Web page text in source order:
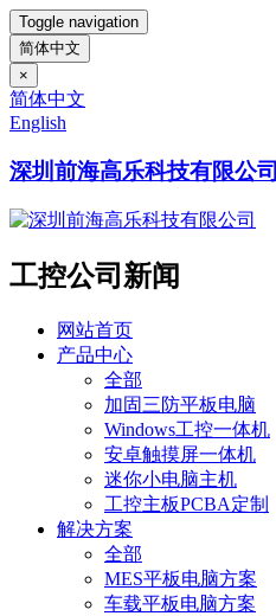
Toggle navigation
简体中文
×
简体中文
English
深圳前海高乐科技有限公司
工控公司新闻
网站首页
产品中心
全部
加固三防平板电脑
Windows工控一体机
安卓触摸屏一体机
迷你小电脑主机
工控主板PCBA定制
解决方案
全部
MES平板电脑方案
车载平板电脑方案